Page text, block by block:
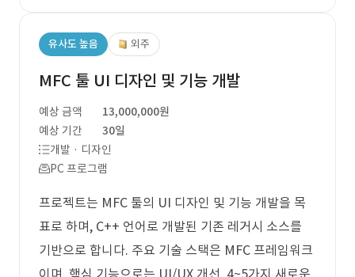
유사도 높음 외주
MFC 툴 UI 디자인 및 기능 개발
예상 금액
13,000,000원
예상 기간
30일
개발 · 디자인
PC 프로그램
프로젝트는 MFC 툴의 UI 디자인 및 기능 개발을 목
표로 하며, C++ 언어로 개발된 기존 레거시 소스를
기반으로 합니다. 주요 기술 스택은 MFC 프레임워크
이며, 핵심 기능으로는 UI/UX 개선, 4~5가지 새로운